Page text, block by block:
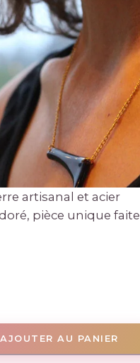
artisanal et acier
pièce unique faite
AU PANIER